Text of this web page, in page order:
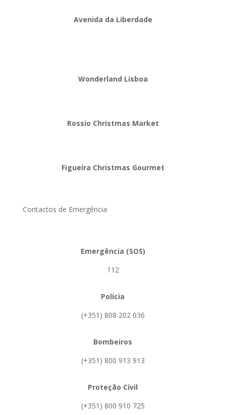
Avenida da Liberdade
Wonderland Lisboa
Rossio Christmas Market
Figueira Christmas Gourmet
Contactos de Emergência
Emergência (SOS)
112
Polícia
(+351) 808 202 036
Bombeiros
(+351) 800 913 913
Proteção Civil
(+351) 800 910 725